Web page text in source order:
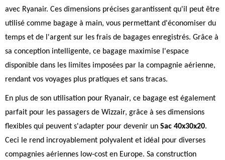
avec Ryanair. Ces dimensions précises garantissent qu'il peut être
utilisé comme bagage à main, vous permettant d'économiser du
temps et de l'argent sur les frais de bagages enregistrés. Grâce à
sa conception intelligente, ce bagage maximise l'espace
disponible dans les limites imposées par la compagnie aérienne,
rendant vos voyages plus pratiques et sans tracas.
En plus de son utilisation pour Ryanair, ce bagage est également
parfait pour les passagers de Wizzair, grâce à ses dimensions
flexibles qui peuvent s'adapter pour devenir un Sac 40x30x20.
Ceci le rend incroyablement polyvalent et idéal pour diverses
compagnies aériennes low-cost en Europe. Sa construction